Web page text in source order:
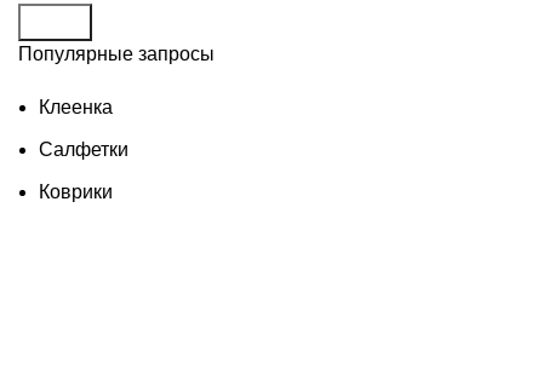
Популярные запросы
Клеенка
Салфетки
Коврики